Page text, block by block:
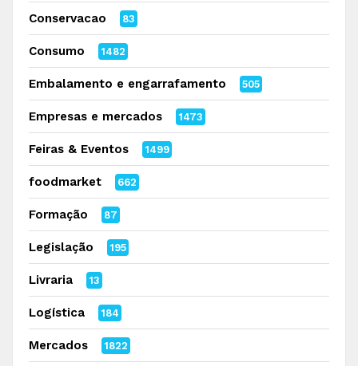
Conservacao 83
Consumo 1482
Embalamento e engarrafamento 505
Empresas e mercados 1473
Feiras & Eventos 1499
foodmarket 662
Formação 87
Legislação 195
Livraria 13
Logística 184
Mercados 1822